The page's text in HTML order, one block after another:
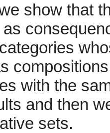
show that
with the
and then
sets.